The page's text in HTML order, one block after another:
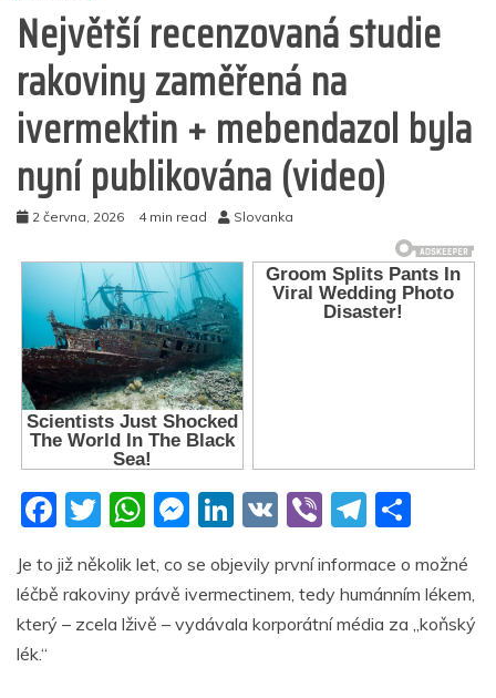
Největší recenzovaná studie
rakoviny zaměřená na
ivermektin + mebendazol byla
nyní publikována (video)
2 června, 2026 4 min read Slovanka
F
a
c
e
T
itt
er
W
at
s
M
ss
e
Li
k
e
V
Vi
er
T
e
gr
ar
e
Je to již několik let, co se objevily první informace o možné
léčbě rakoviny právě ivermectinem, tedy humánním lékem,
který – zcela lživě – vydávala korporátní média za „koňský
lék.“